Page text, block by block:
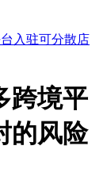
入驻可分散店
跨境平
的风险